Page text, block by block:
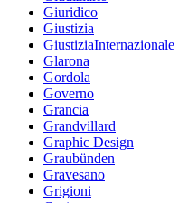
Giuridico
Giustizia
GiustiziaInternazionale
Glarona
Gordola
Governo
Grancia
Grandvillard
Graphic Design
Graubünden
Gravesano
Grigioni